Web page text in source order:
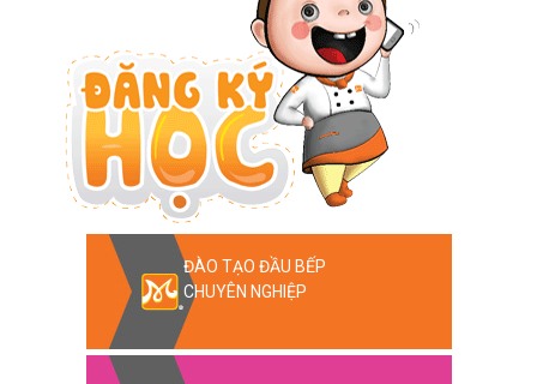
ĐÀO TẠO ĐẦU BẾP
CHUYÊN NGHIỆP